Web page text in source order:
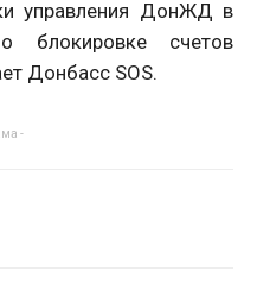
управления ДонЖД в
блокировке счетов
Донбасс SOS.
-